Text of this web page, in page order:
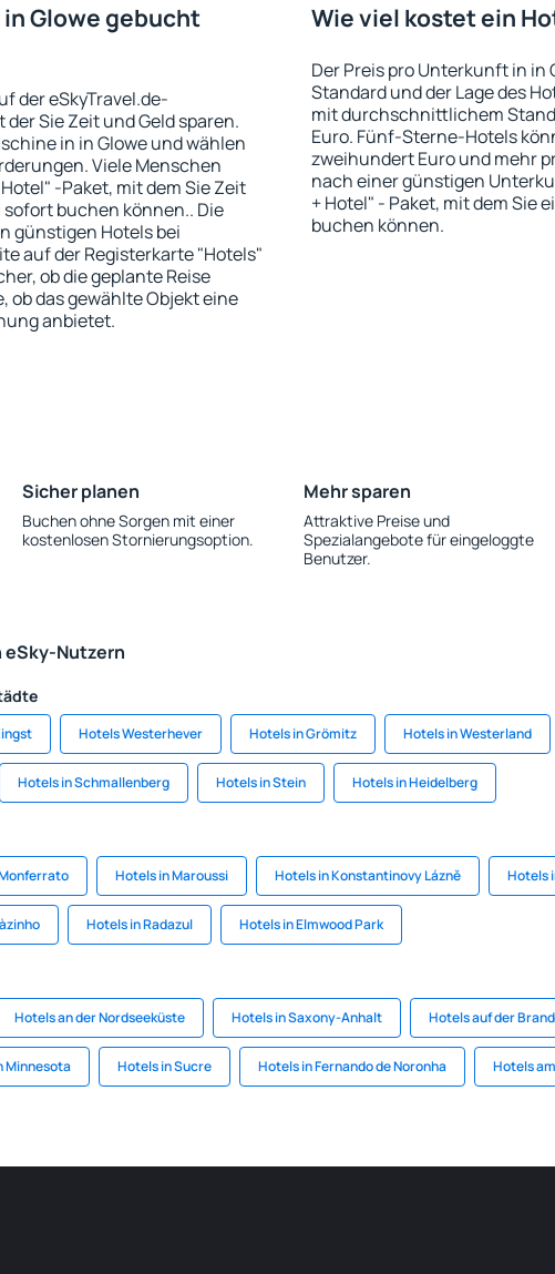
Glowe gebucht
der eSkyTravel.de-
Sie Zeit und Geld sparen.
in in Glowe und wählen
Viele Menschen
-Paket, mit dem Sie Zeit
buchen können.. Die
günstigen Hotels bei
auf der Registerkarte "Hotels"
ob die geplante Reise
ob das gewählte Objekt eine
anbietet.
Wie viel kostet ein
Der Preis pro Unterkunft in in
Standard und der Lage des
mit durchschnittlichem
Euro. Fünf-Sterne-Hotels
zweihundert Euro und mehr
nach einer günstigen
+ Hotel" - Paket, mit dem Sie
buchen können.
Sicher planen
Buchen ohne Sorgen mit einer
kostenlosen Stornierungsoption.
Mehr sparen
Attraktive Preise und
Spezialangebote für eingeloggte
Benutzer.
Nutzern
Hotels Westerhever Hotels in Grömitz Hotels in Westerland
Hotels in Schmallenberg Hotels in Stein Hotels in Heidelberg
Hotels in Maroussi Hotels in Konstantinovy Lázně Hotels
Hotels in Radazul Hotels in Elmwood Park
Hotels an der Nordseeküste Hotels in Saxony-Anhalt Hotels auf der
Minnesota Hotels in Sucre Hotels in Fernando de Noronha Hotels